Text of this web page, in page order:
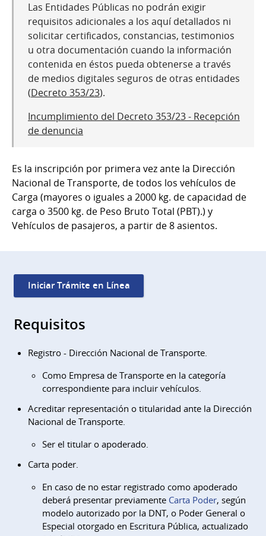
Las Entidades Públicas no podrán exigir
requisitos adicionales a los aquí detallados ni
solicitar certificados, constancias, testimonios
u otra documentación cuando la información
contenida en éstos pueda obtenerse a través
de medios digitales seguros de otras entidades
(Decreto 353/23).
Incumplimiento del Decreto 353/23 - Recepción
de denuncia
Es la inscripción por primera vez ante la Dirección
Nacional de Transporte, de todos los vehículos de
Carga (mayores o iguales a 2000 kg. de capacidad de
carga o 3500 kg. de Peso Bruto Total (PBT).) y
Vehículos de pasajeros, a partir de 8 asientos.
Iniciar Trámite en Línea
Requisitos
Registro - Dirección Nacional de Transporte.
Como Empresa de Transporte en la categoría
correspondiente para incluir vehículos.
Acreditar representación o titularidad ante la Dirección
Nacional de Transporte.
Ser el titular o apoderado.
Carta poder.
En caso de no estar registrado como apoderado
deberá presentar previamente Carta Poder, según
modelo autorizado por la DNT, o Poder General o
Especial otorgado en Escritura Pública, actualizado